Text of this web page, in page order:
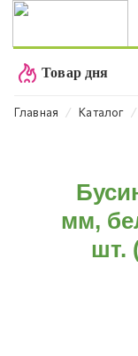
Товар дня
Главная ⁄ Каталог ⁄
мм,
шт.